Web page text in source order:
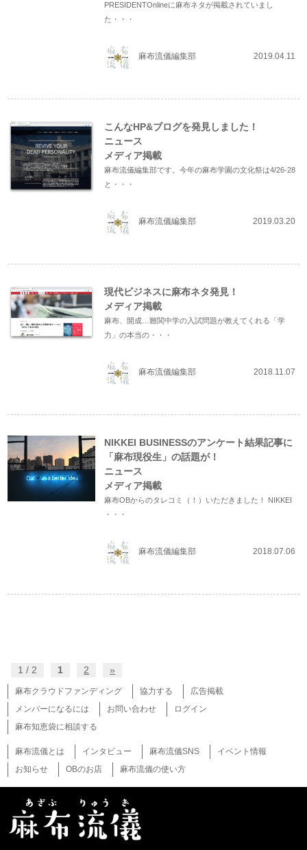
PRESIDENTOnlineに麻布ネタが掲載されていまし
た・・・
麻布流儀編集部 2019.04.11
こんなHP&ブログを発見しました！
ニュース
メディア掲載
麻布流儀編集部です。今年の麻布学園の文化祭は4/26-28
と・・・
麻布流儀編集部 2019.03.20
現代ビジネスに麻布ネタ発見！
メディア掲載
麻布、開成…難関中学の入試問題が教えてくれる「学
力」の本当の・・・
麻布流儀編集部 2018.11.07
NIKKEI BUSINESSのアンケート結果記事に
「麻布現役生」の話題が！
ニュース
メディア掲載
麻布OBからのタレコミ（！）いただきました！ NIKKEI
・・・
麻布流儀編集部 2018.07.06
1 / 2 1 2 »
麻布クラウドファンディング 協力する
広告掲載
メンバーになるには
お問い合わせ
ログイン
麻布知恵袋に相談する
麻布流儀とは インタビュー 麻布流儀SNS
イベント情報
お知らせ
OBのお店 麻布流儀の使い方